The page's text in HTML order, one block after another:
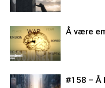
Å være
#158 – Å